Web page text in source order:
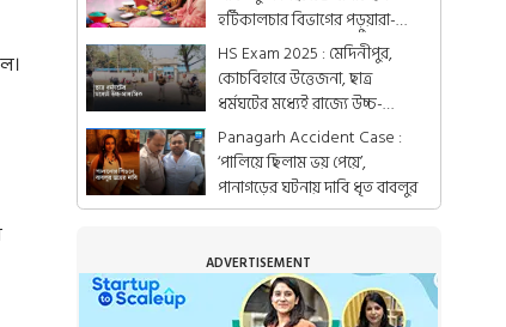
হর্টিকালচার বিভাগের পড়ুয়ারা-
গ্রামের মহিলারা
HS Exam 2025 : মেদিনীপুর,
কোচবিহারে উত্তেজনা, ছাত্র
ধর্মঘটের মধ্যেই রাজ্যে উচ্চ-
মাধ্যমিকের পরীক্ষা
Panagarh Accident Case :
‘পালিয়ে ছিলাম ভয় পেয়ে’,
পানাগড়ের ঘটনায় দাবি ধৃত বাবলুর
ADVERTISEMENT